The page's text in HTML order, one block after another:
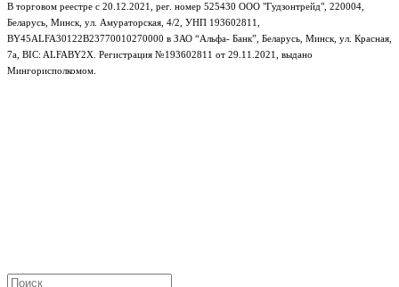
В торговом реестре с 20.12.2021, рег. номер 525430 ООО "Гудзонтрейд", 220004,
Беларусь, Минск, ул. Амураторская, 4/2, УНП 193602811,
BY45ALFA30122B23770010270000 в ЗАО “Альфа- Банк”, Беларусь, Минск, ул. Красная,
7а, BIC: ALFABY2X. Регистрация №193602811 от 29.11.2021, выдано
Мингорисполкомом.